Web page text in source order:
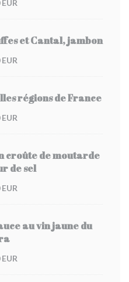
et Cantal, jambon
régions de France
croûte de moutarde
de sel
au vin jaune du